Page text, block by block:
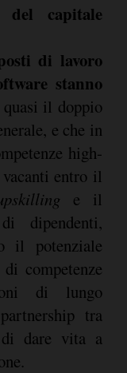
del capitale
di lavoro
stanno
il doppio
e che in
high-
entro il
e il
dipendenti,
il potenziale
competenze
di lungo
tra
dare vita a